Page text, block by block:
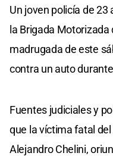
Un joven policía de 23
la Brigada Motorizada
madrugada de este
contra un auto
Fuentes judiciales y
que la víctima fatal
Alejandro Chelini,